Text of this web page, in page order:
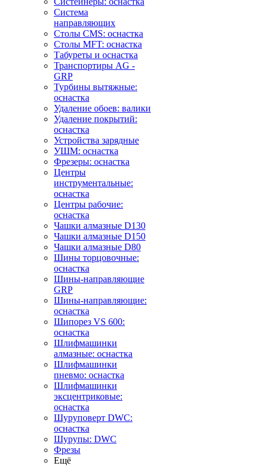
Система
направляющих
Столы CMS: оснастка
Столы MFT: оснастка
Табуреты и оснастка
Транспортиры AG -
GRP
Турбины вытяжные:
оснастка
Удаление обоев: валики
Удаление покрытий:
оснастка
Устройства зарядные
УШМ: оснастка
Фрезеры: оснастка
Центры
инструментальные:
оснастка
Центры рабочие:
оснастка
Чашки алмазные D130
Чашки алмазные D150
Чашки алмазные D80
Шины торцовочные:
оснастка
Шины-направляющие
GRP
Шины-направляющие:
оснастка
Шипорез VS 600:
оснастка
Шлифмашинки
алмазные: оснастка
Шлифмашинки
пневмо: оснастка
Шлифмашинки
эксцентриковые:
оснастка
Шуруповерт DWC:
оснастка
Шурупы: DWC
Фрезы
Ещё